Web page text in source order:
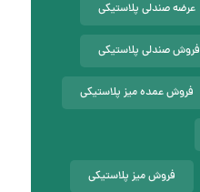
عرضه صندلی پلاستیکی
فروش صندلی پلاستیکی
فروش عمده میز پلاستیکی
فروش میز پلاستیکی